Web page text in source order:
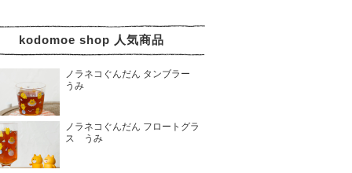
kodomoe shop 人気商品
ノラネコぐんだん タンブラー
うみ
ノラネコぐんだん フロートグラ
ス うみ